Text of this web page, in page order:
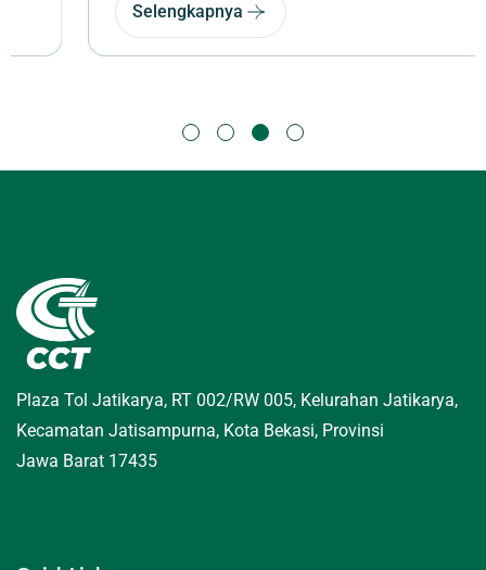
Selengkapnya
Plaza Tol Jatikarya, RT 002/RW 005, Kelurahan Jatikarya,
Kecamatan Jatisampurna, Kota Bekasi, Provinsi
Jawa Barat 17435